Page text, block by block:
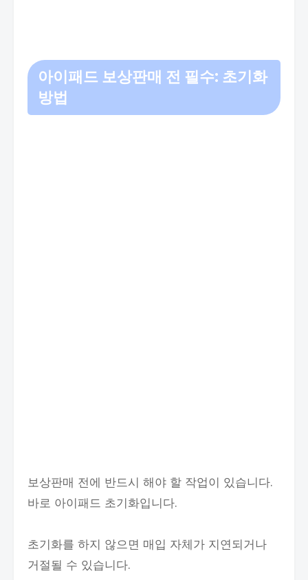
아이패드 보상판매 전 필수: 초기화
방법
보상판매 전에 반드시 해야 할 작업이 있습니다.
바로 아이패드 초기화입니다.
초기화를 하지 않으면 매입 자체가 지연되거나
거절될 수 있습니다.